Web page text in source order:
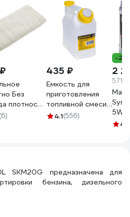
Без
плотность
0.4x10 м
(6)
435 ₽
Емкость для
приготовления
топливной смеси
(1 л) Champion
4.1(556)
-
2
5W-
4.8
SKM20G предназначена для
бензина, дизельного